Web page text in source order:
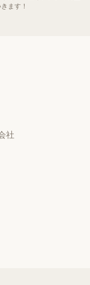
ます！
社